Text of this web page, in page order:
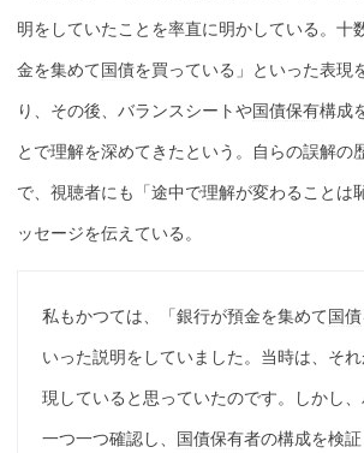
明をしていたことを率直に明かしている。十
金を集めて 国債を買っている」といった表現
り、その後、バランスシートや国債保有構成
とで理解を深めてきたという。自らの誤解の
で、視聴者にも「途中で理解が変わることは
ッセージを伝えている。
私もかつては、「銀行が預金を集めて 国債
いった説明をしていました。当時は、そ
現していると思っていたのです。しかし
一つ一つ確認し、
国債保有者の構成を検